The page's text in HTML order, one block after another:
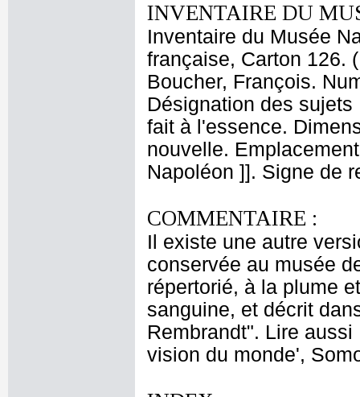
INVENTAIRE DU
Inventaire du Musée
française, Carton 126.
Boucher, François.
Désignation des
fait à l'essence.
nouvelle.
Napoléon ]]. Signe de
COMMENTAIRE :
Il existe une autre
conservée au musée
répertorié, à la plume
sanguine, et décrit
Rembrandt". Lire
vision du monde',